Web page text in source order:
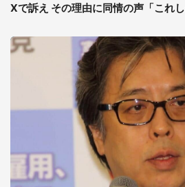
Xで訴え その理由に同情の声「これし